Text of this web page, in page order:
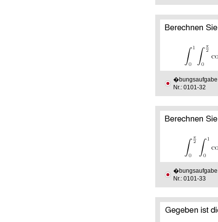
�bungsaufgabe
Nr.: 0101-32
�bungsaufgabe
Nr.: 0101-33